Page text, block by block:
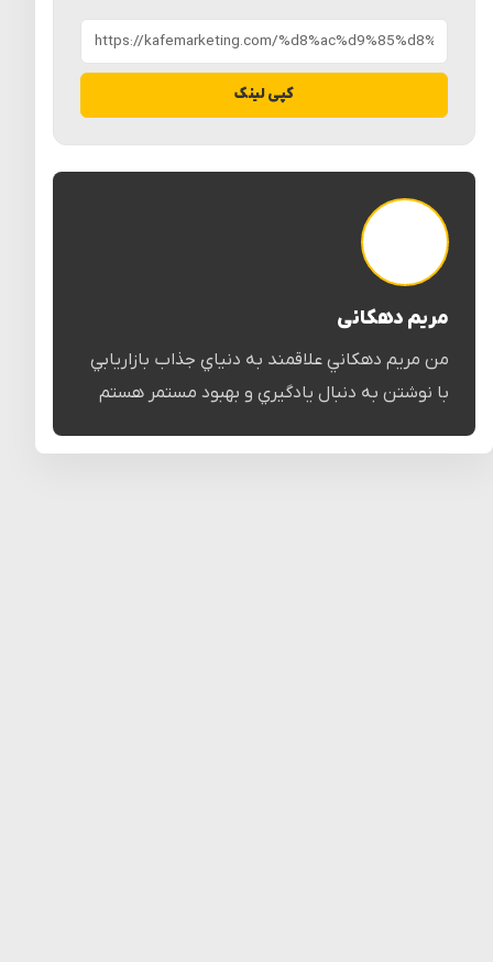
کپی لینک
مریم دهکانی
من مريم دهكاني علاقمند به دنياي جذاب بازاريابي
با نوشتن به دنبال يادگيري و بهبود مستمر هستم